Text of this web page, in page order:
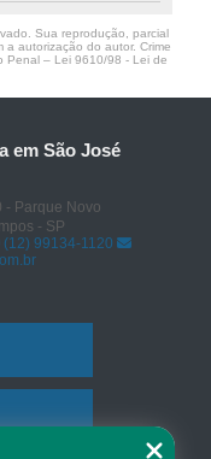
Sua reprodução, parcial
a autorização do autor. Crime
Penal – Lei 9610/98 - Lei de
em São José
- Parque Novo
- SP
(12) 99134-1120